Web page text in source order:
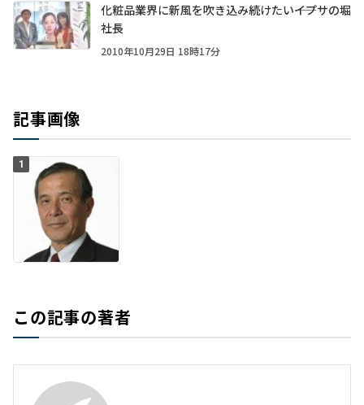
化粧品業界に新風を吹き込み続けたい――イプサの堀
社長
2010年10月29日 18時17分
記事画像
1
この記事の著者